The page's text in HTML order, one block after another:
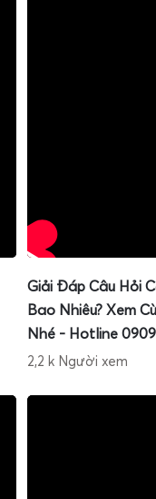
Giải Đáp Câu Hỏi
Bao Nhiêu? Xem
Nhé - Hotline
2,2 k Người xem